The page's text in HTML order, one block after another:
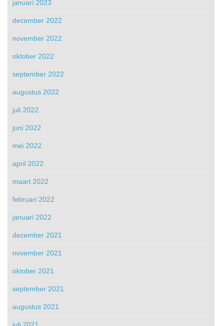
januari 2023
december 2022
november 2022
oktober 2022
september 2022
augustus 2022
juli 2022
juni 2022
mei 2022
april 2022
maart 2022
februari 2022
januari 2022
december 2021
november 2021
oktober 2021
september 2021
augustus 2021